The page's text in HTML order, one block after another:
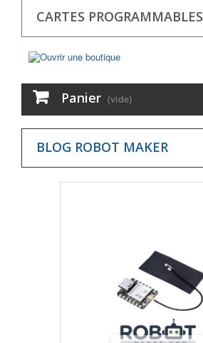
CARTES PROGRAMMABLES
Panier (vide)
BLOG ROBOT MAKER